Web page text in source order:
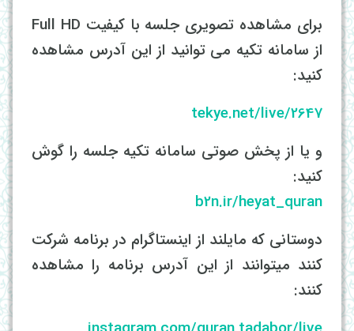
برای مشاهده تصویری جلسه با کیفیت Full HD
از سامانه تکیه می توانید از این آدرس مشاهده
کنید:
tekye.net/live/2647
و یا از پخش صوتی سامانه تکیه جلسه را گوش
کنید:
b2n.ir/heyat_quran
دوستانی که مایلند از اینستاگرام در برنامه شرکت
کنند میتوانند از این آدرس برنامه را مشاهده
کنند: